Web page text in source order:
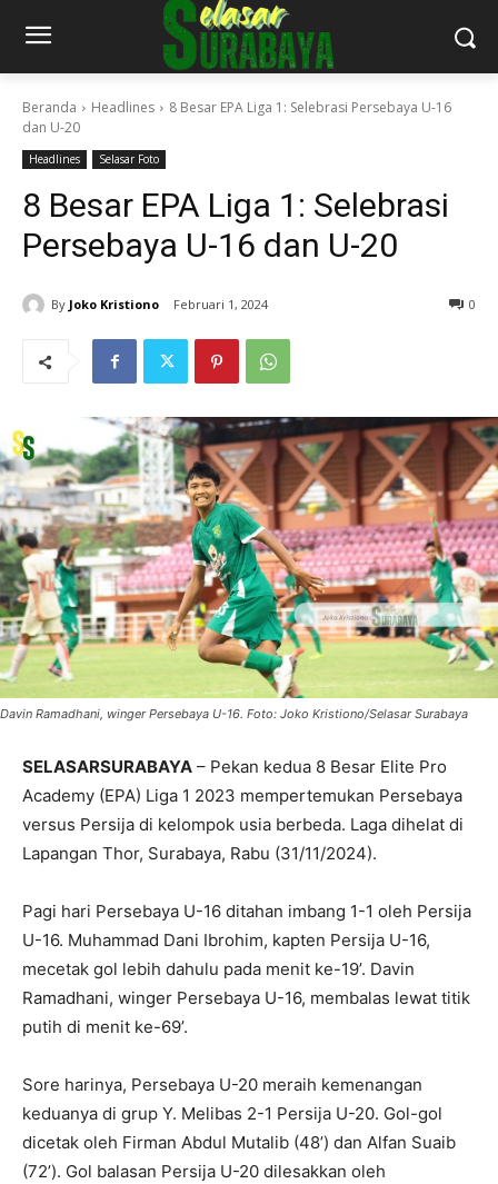
Beranda Headlines
8 Besar EPA Liga 1: Selebrasi Persebaya U-16
dan U-20
Headlines Selasar Foto
8 Besar EPA Liga 1: Selebrasi
Persebaya U-16 dan U-20
By Joko Kristiono Februari 1, 2024 0
Davin Ramadhani, winger Persebaya U-16. Foto: Joko Kristiono/Selasar Surabaya
SELASARSURABAYA – Pekan kedua 8 Besar Elite Pro
Academy (EPA) Liga 1 2023 mempertemukan Persebaya
versus Persija di kelompok usia berbeda. Laga dihelat di
Lapangan Thor, Surabaya, Rabu (31/11/2024).
Pagi hari Persebaya U-16 ditahan imbang 1-1 oleh Persija
U-16. Muhammad Dani Ibrohim, kapten Persija U-16,
mecetak gol lebih dahulu pada menit ke-19’. Davin
Ramadhani, winger Persebaya U-16, membalas lewat titik
putih di menit ke-69’.
Sore harinya, Persebaya U-20 meraih kemenangan
keduanya di grup Y. Melibas 2-1 Persija U-20. Gol-gol
dicetak oleh Firman Abdul Mutalib (48’) dan Alfan Suaib
(72’). Gol balasan Persija U-20 dilesakkan oleh